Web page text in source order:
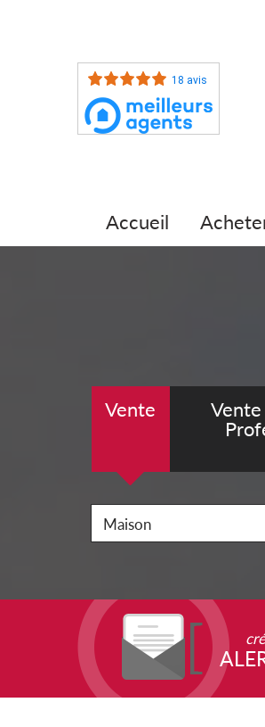
18 avis
accueil
Vente
Maison